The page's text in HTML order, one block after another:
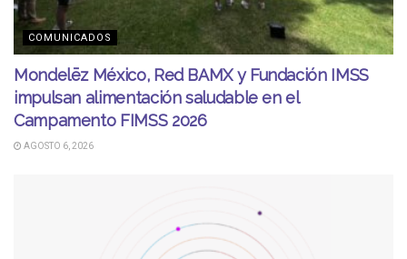
COMUNICADOS
Mondelēz México, Red BAMX y Fundación IMSS
impulsan alimentación saludable en el
Campamento FIMSS 2026
AGOSTO 6, 2026